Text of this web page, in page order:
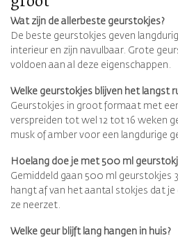
Wat zijn de allerbeste geurstokjes?
De beste geurstokjes geven
interieur en zijn navulbaar. Grote
voldoen aan al deze eigenschappen.
Welke geurstokjes blijven het langst
Geurstokjes in groot formaat met
verspreiden tot wel 12 tot 16 weken
musk of amber voor een langdurige
Hoelang doe je met 500 ml
Gemiddeld gaan 500 ml geurstokjes
hangt af van het aantal stokjes dat je
ze neerzet.
Welke geur blijft lang hangen in huis?